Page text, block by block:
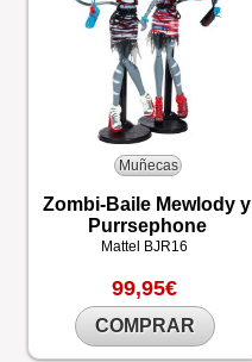
Muñecas
Zombi-Baile Mewlody y
Purrsephone
Mattel BJR16
99,95€
COMPRAR